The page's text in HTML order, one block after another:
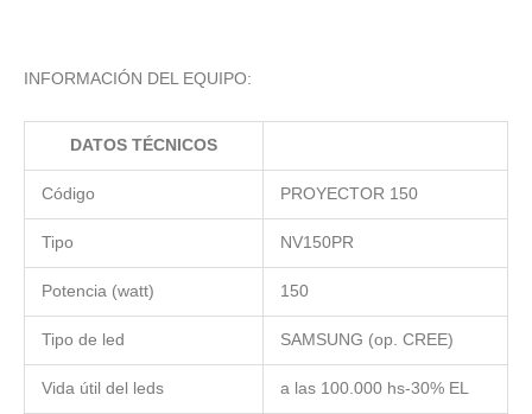
INFORMACIÓN DEL EQUIPO:
DATOS TÉCNICOS
Código PROYECTOR 150
Tipo NV150PR
Potencia (watt) 150
Tipo de led SAMSUNG (op. CREE)
Vida útil del leds a las 100.000 hs-30% EL